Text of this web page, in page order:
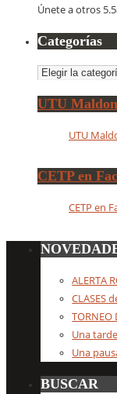
Únete a otros
Categorías
Categorías
UTU
UTU
CETP en
CETP en
ALERTA
CLASES
TORNEO
Una
Una
BUSCAR